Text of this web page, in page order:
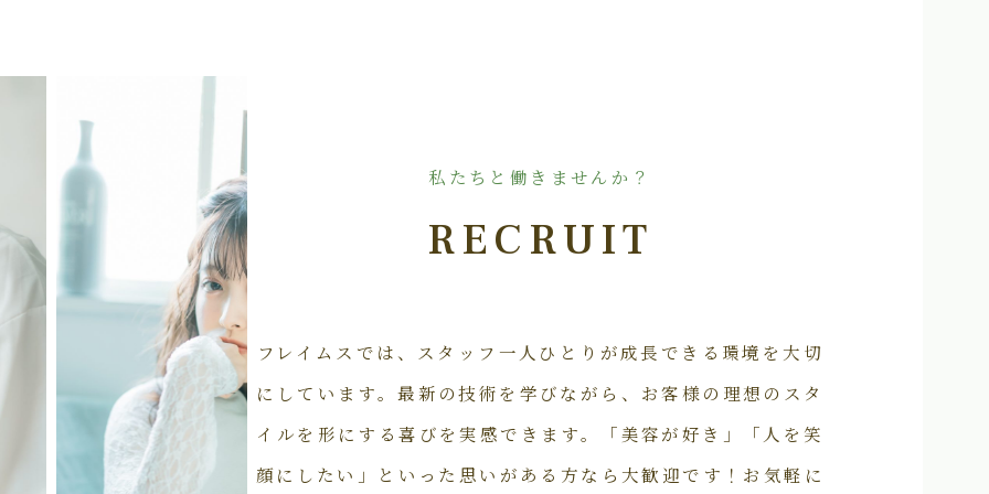
私たちと働きませんか？
RECRUIT
フレイムスでは、スタッフ一人ひとりが成長できる環境を大切
にしています。最新の技術を学びながら、お客様の理想のスタ
イルを形にする喜びを実感できます。「美容が好き」「人を笑
顔にしたい」といった思いがある方なら大歓迎です！お気軽に